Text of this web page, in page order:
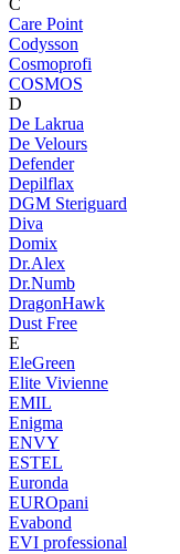
C
Care Point
Codysson
Cosmoprofi
COSMOS
D
De Lakrua
De Velours
Defender
Depilflax
DGM Steriguard
Diva
Domix
Dr.Alex
Dr.Numb
DragonHawk
Dust Free
E
EleGreen
Elite Vivienne
EMIL
Enigma
ENVY
ESTEL
Euronda
EUROpani
Evabond
EVI professional